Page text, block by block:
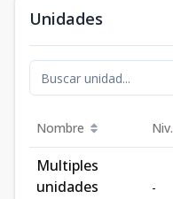
Unidades
Nombre Niv.
Multiples
unidades
-